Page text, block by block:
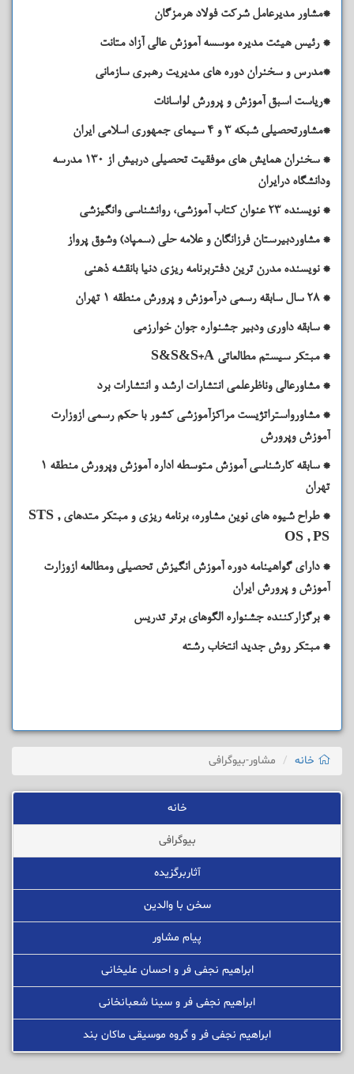
*مشاور مدیرعامل شرکت فولاد هرمزگان
* رئیس هیئت مدیره موسسه آموزش عالی آزاد متانت
*مدرس و سخنران دوره های مدیریت رهبری سازمانی
*ریاست اسبق آموزش و پرورش لواسانات
*مشاورتحصیلی شبکه 3 و 4 سیمای جمهوری اسلامی ایران
* سخنران همایش های موفقیت تحصیلی دربیش از 130 مدرسه
ودانشگاه درایران
* نویسنده 23 عنوان کتاب آموزشی، روانشناسی وانگیزشی
* مشاوردبیرستان فرزانگان و علامه حلی (سمپاد) وشوق پرواز
* نویسنده مدرن ترین دفتربرنامه ریزی دنیا بانقشه ذهنی
* 28 سال سابقه رسمی درآموزش و پرورش منطقه 1 تهران
* سابقه داوری ودبیر جشنواره جوان خوارزمی
* مبتکر سیستم مطالعاتی S&S&S+A
* مشاورعالی وناظرعلمی انتشارات ارشد و انتشارات برد
* مشاورواستراتژیست مراکزآموزشی کشور با حکم رسمی ازوزارت
آموزش وپرورش
* سابقه کارشناسی آموزش متوسطه اداره آموزش وپرورش منطقه 1
تهران
* طراح شیوه های نوین مشاوره، برنامه ریزی و مبتکر متدهای STS ,
OS , PS
* دارای گواهینامه دوره آموزش انگیزش تحصیلی ومطالعه ازوزارت
آموزش و پرورش ایران
* برگزارکننده جشنواره الگوهای برتر تدریس
* مبتکر روش جدید انتخاب رشته
خانه مشاور-بیوگرافی
خانه
بیوگرافی
آثاربرگزیده
سخن با والدین
پیام مشاور
ابراهیم نجفی فر و احسان علیخانی
ابراهیم نجفی فر و سینا شعبانخانی
ابراهیم نجفی فر و گروه موسیقی ماکان بند